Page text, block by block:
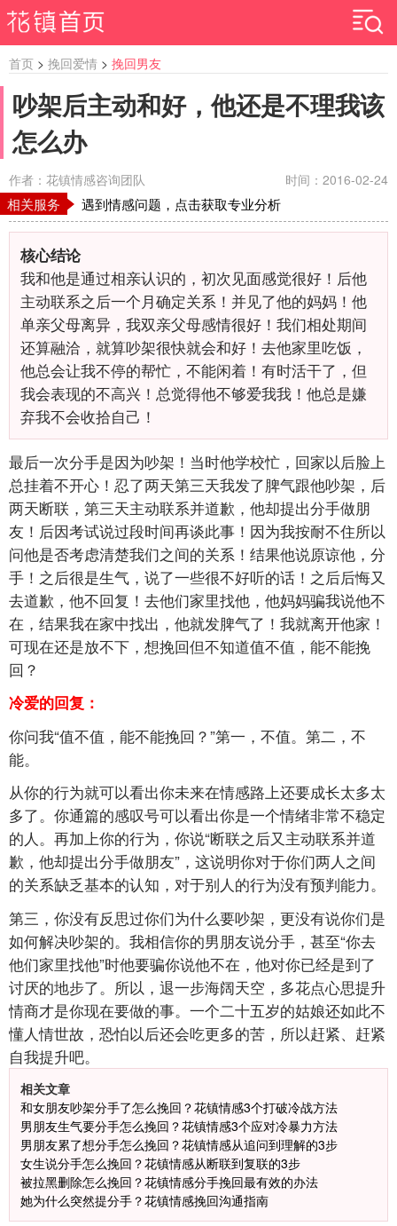
首页 > 挽回爱情 > 挽回男友
吵架后主动和好，他还是不理我该
怎么办
作者：花镇情感咨询团队 时间：2016-02-24
相关服务 遇到情感问题，点击获取专业分析
核心结论
我和他是通过相亲认识的，初次见面感觉很好！后他
主动联系之后一个月确定关系！并见了他的妈妈！他
单亲父母离异，我双亲父母感情很好！我们相处期间
还算融洽，就算吵架很快就会和好！去他家里吃饭，
他总会让我不停的帮忙，不能闲着！有时活干了，但
我会表现的不高兴！总觉得他不够爱我我！他总是嫌
弃我不会收拾自己！
最后一次分手是因为吵架！当时他学校忙，回家以后脸上
总挂着不开心！忍了两天第三天我发了脾气跟他吵架，后
两天断联，第三天主动联系并道歉，他却提出分手做朋
友！后因考试说过段时间再谈此事！因为我按耐不住所以
问他是否考虑清楚我们之间的关系！结果他说原谅他，分
手！之后很是生气，说了一些很不好听的话！之后后悔又
去道歉，他不回复！去他们家里找他，他妈妈骗我说他不
在，结果我在家中找出，他就发脾气了！我就离开他家！
可现在还是放不下，想挽回但不知道值不值，能不能挽
回？
冷爱的回复：
你问我“值不值，能不能挽回？”第一，不值。第二，不
能。
从你的行为就可以看出你未来在情感路上还要成长太多太
多了。你通篇的感叹号可以看出你是一个情绪非常不稳定
的人。再加上你的行为，你说“断联之后又主动联系并道
歉，他却提出分手做朋友”，这说明你对于你们两人之间
的关系缺乏基本的认知，对于别人的行为没有预判能力。
第三，你没有反思过你们为什么要吵架，更没有说你们是
如何解决吵架的。我相信你的男朋友说分手，甚至“你去
他们家里找他”时他要骗你说他不在，他对你已经是到了
讨厌的地步了。所以，退一步海阔天空，多花点心思提升
情商才是你现在要做的事。一个二十五岁的姑娘还如此不
懂人情世故，恐怕以后还会吃更多的苦，所以赶紧、赶紧
自我提升吧。
相关文章
和女朋友吵架分手了怎么挽回？花镇情感3个打破冷战方法
男朋友生气要分手怎么挽回？花镇情感3个应对冷暴力方法
男朋友累了想分手怎么挽回？花镇情感从追问到理解的3步
女生说分手怎么挽回？花镇情感从断联到复联的3步
被拉黑删除怎么挽回？花镇情感分手挽回最有效的办法
她为什么突然提分手？花镇情感挽回沟通指南